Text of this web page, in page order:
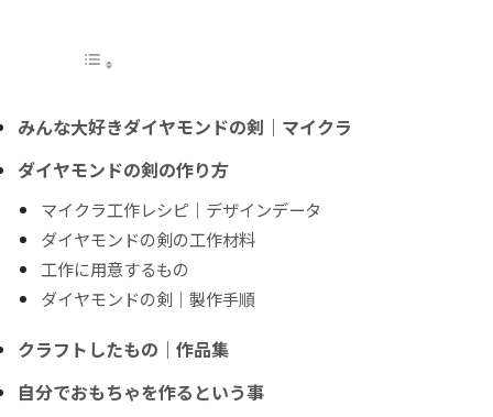
みんな大好きダイヤモンドの剣｜マイクラ
ダイヤモンドの剣の作り方
マイクラ工作レシピ｜デザインデータ
ダイヤモンドの剣の工作材料
工作に用意するもの
ダイヤモンドの剣｜製作手順
クラフトしたもの｜作品集
自分でおもちゃを作るという事